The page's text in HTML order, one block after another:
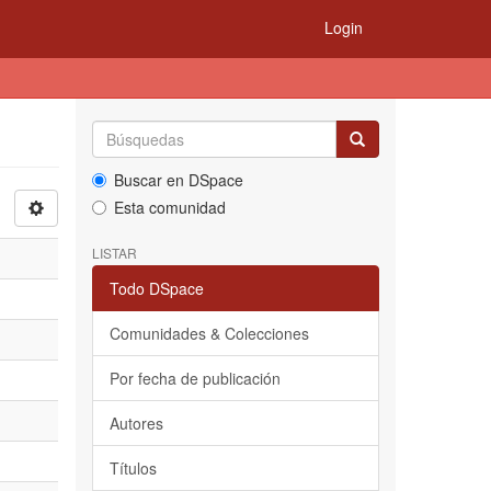
Login
Buscar en DSpace
Esta comunidad
LISTAR
Todo DSpace
Comunidades & Colecciones
Por fecha de publicación
Autores
Títulos